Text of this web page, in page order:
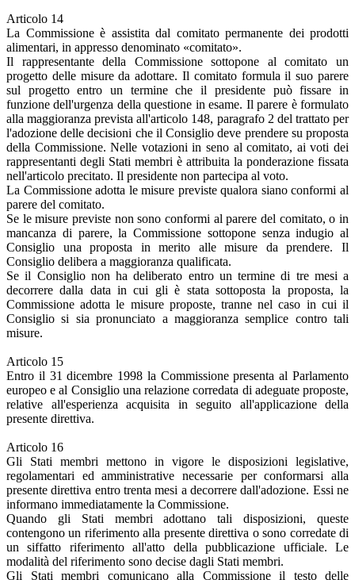
Articolo 14
La Commissione è assistita dal comitato permanente dei prodotti
alimentari, in appresso denominato «comitato».
Il rappresentante della Commissione sottopone al comitato un
progetto delle misure da adottare. Il comitato formula il suo parere
sul progetto entro un termine che il presidente può fissare in
funzione dell'urgenza della questione in esame. Il parere è formulato
alla maggioranza prevista all'articolo 148, paragrafo 2 del trattato per
l'adozione delle decisioni che il Consiglio deve prendere su proposta
della Commissione. Nelle votazioni in seno al comitato, ai voti dei
rappresentanti degli Stati membri è attribuita la ponderazione fissata
nell'articolo precitato. Il presidente non partecipa al voto.
La Commissione adotta le misure previste qualora siano conformi al
parere del comitato.
Se le misure previste non sono conformi al parere del comitato, o in
mancanza di parere, la Commissione sottopone senza indugio al
Consiglio una proposta in merito alle misure da prendere. Il
Consiglio delibera a maggioranza qualificata.
Se il Consiglio non ha deliberato entro un termine di tre mesi a
decorrere dalla data in cui gli è stata sottoposta la proposta, la
Commissione adotta le misure proposte, tranne nel caso in cui il
Consiglio si sia pronunciato a maggioranza semplice contro tali
misure.
Articolo 15
Entro il 31 dicembre 1998 la Commissione presenta al Parlamento
europeo e al Consiglio una relazione corredata di adeguate proposte,
relative all'esperienza acquisita in seguito all'applicazione della
presente direttiva.
Articolo 16
Gli Stati membri mettono in vigore le disposizioni legislative,
regolamentari ed amministrative necessarie per conformarsi alla
presente direttiva entro trenta mesi a decorrere dall'adozione. Essi ne
informano immediatamente la Commissione.
Quando gli Stati membri adottano tali disposizioni, queste
contengono un riferimento alla presente direttiva o sono corredate di
un siffatto riferimento all'atto della pubblicazione ufficiale. Le
modalità del riferimento sono decise dagli Stati membri.
Gli Stati membri comunicano alla Commissione il testo delle